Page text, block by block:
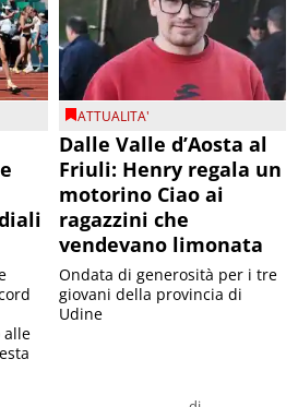
alle
ATTUALITA'
Dalle Valle d’Aosta al
Friuli: Henry regala un
motorino Ciao ai
ragazzini che
vendevano limonata
Ondata di generosità per i tre
giovani della provincia di
Udine